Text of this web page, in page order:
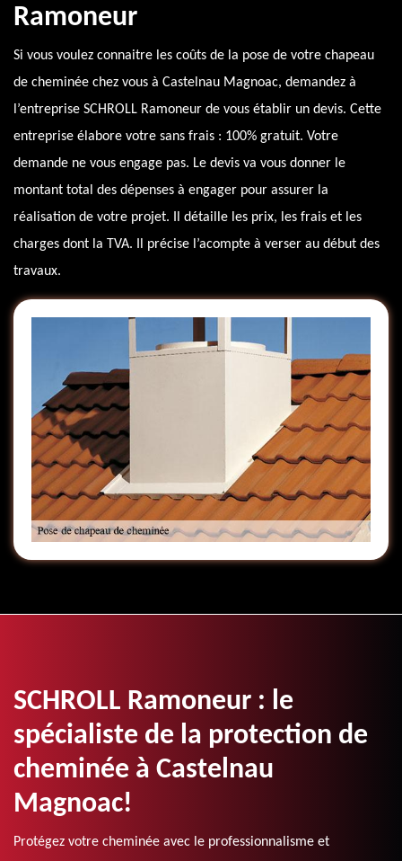
Ramoneur
Si vous voulez connaitre les coûts de la pose de votre chapeau
de cheminée chez vous à Castelnau Magnoac, demandez à
l’entreprise SCHROLL Ramoneur de vous établir un devis. Cette
entreprise élabore votre sans frais : 100% gratuit. Votre
demande ne vous engage pas. Le devis va vous donner le
montant total des dépenses à engager pour assurer la
réalisation de votre projet. Il détaille les prix, les frais et les
charges dont la TVA. Il précise l’acompte à verser au début des
travaux.
SCHROLL Ramoneur : le
spécialiste de la protection de
cheminée à Castelnau
Magnoac!
Protégez votre cheminée avec le professionnalisme et